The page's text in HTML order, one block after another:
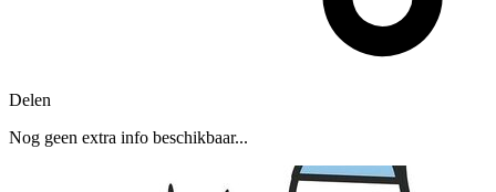
Delen
Nog geen extra info beschikbaar...